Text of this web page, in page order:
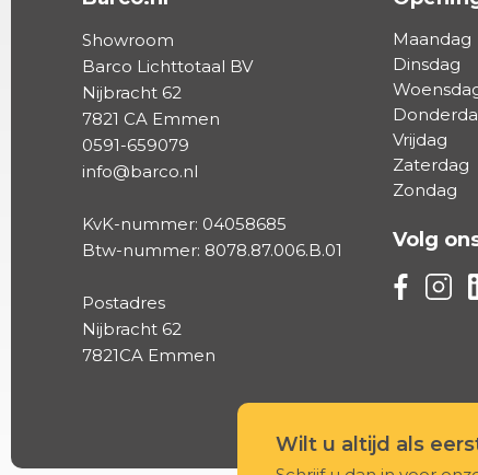
Showroom
Barco Lichttotaal BV
Nijbracht 62
7821 CA Emmen
0591-659079
info@barco.nl
KvK-nummer: 04058685
Btw-nummer: 8078.87.006.B.01
Postadres
Nijbracht 62
7821CA Emmen
Maandag
Dinsdag
Vrijdag
Zaterdag
Zondag
Volg
Volg ons
Volg
Wilt u altijd als